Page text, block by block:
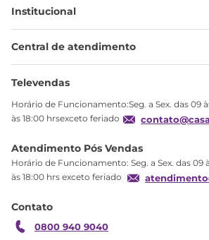
Institucional
Minha Conta
Meus pedidos
Troca
Formas de Pagamento
Garantia
Central de atendimento
Ajuda
Televendas
Horário de Funcionamento:Seg. a Sex. das 09
às 18:00 hrsexceto feriado
Atendimento Pós Vendas
Horário de Funcionamento: Seg. a Sex. das 09
às 18:00 hrs exceto feriado
Contato
0800 940 9040